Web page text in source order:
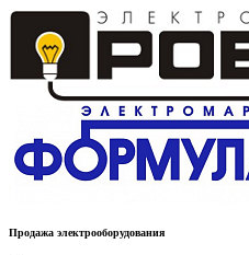
Продажа электрооборудования